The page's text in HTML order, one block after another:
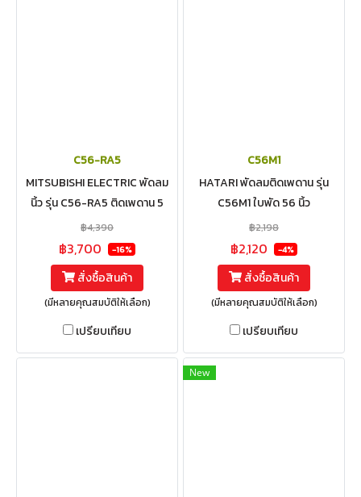
C56-RA5
MITSUBISHI ELECTRIC พัดลม
นิ้ว รุ่น C56-RA5 ติดเพดาน 5
ใบพัด ขนาด 56 นิ้ว มีรีโมท
฿4,390
฿3,700 -16%
สั่งซื้อสินค้า
(มีหลายคุณสมบัติให้เลือก)
เปรียบเทียบ
C56M1
HATARI พัดลมติดเพดาน รุ่น
C56M1 ใบพัด 56 นิ้ว
฿2,198
฿2,120 -4%
สั่งซื้อสินค้า
(มีหลายคุณสมบัติให้เลือก)
เปรียบเทียบ
New